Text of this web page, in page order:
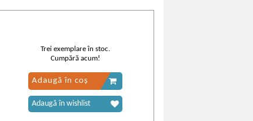
Trei exemplare în stoc.
Cumpără acum!
Adaugă în coș
Adaugă în wishlist